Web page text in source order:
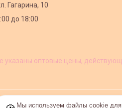
Гагарина, 10
до 18:00
указаны оптовые цены,
Мы используем файлы cookie для